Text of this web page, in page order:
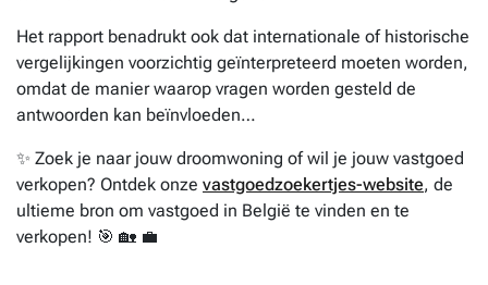
Het rapport benadrukt ook dat internationale of historische
vergelijkingen voorzichtig geïnterpreteerd moeten worden,
omdat de manier waarop vragen worden gesteld de
antwoorden kan beïnvloeden…
✨ Zoek je naar jouw droomwoning of wil je jouw vastgoed
verkopen? Ontdek onze vastgoedzoekertjes-website, de
ultieme bron om vastgoed in België te vinden en te
verkopen! 🎯 🏡 💼